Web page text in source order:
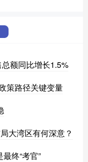
额同比增长1.5%
策路径关键变量
大湾区有何深意？
终“考官”